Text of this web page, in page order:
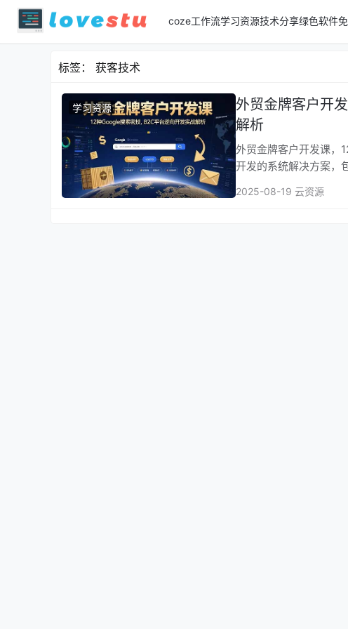
coze工作流学习资源技术分享绿色软件
标签： 获客技术
学习资源
外贸金牌客户开
解析
外贸金牌客户开发课，12种
开发的系统解决方案，
2025-08-19 云资源